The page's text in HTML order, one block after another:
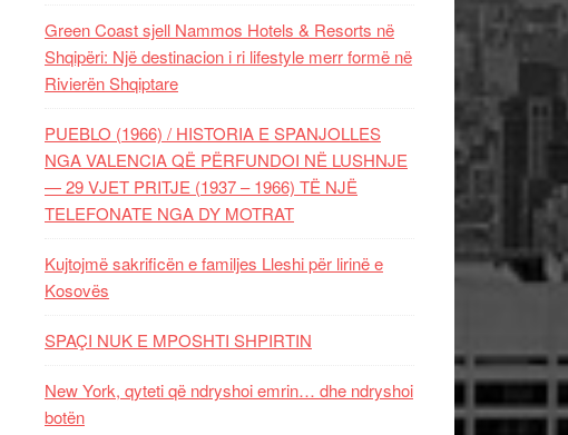
Green Coast sjell Nammos Hotels & Resorts në
Shqipëri: Një destinacion i ri lifestyle merr formë në
Rivierën Shqiptare
PUEBLO (1966) / HISTORIA E SPANJOLLES
NGA VALENCIA QË PËRFUNDOI NË LUSHNJE
— 29 VJET PRITJE (1937 – 1966) TË NJË
TELEFONATE NGA DY MOTRAT
Kujtojmë sakrificën e familjes Lleshi për lirinë e
Kosovës
SPAÇI NUK E MPOSHTI SHPIRTIN
New York, qyteti që ndryshoi emrin… dhe ndryshoi
botën